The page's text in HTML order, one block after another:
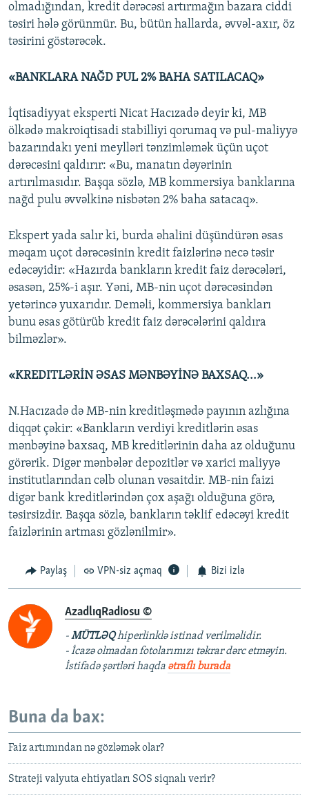
olmadığından, kredit dərəcəsi artırmağın bazara ciddi
təsiri hələ görünmür. Bu, bütün hallarda, əvvəl-axır, öz
təsirini göstərəcək.
«BANKLARA NAĞD PUL 2% BAHA SATILACAQ»
İqtisadiyyat eksperti Nicat Hacızadə deyir ki, MB
ölkədə makroiqtisadi stabilliyi qorumaq və pul-maliyyə
bazarındakı yeni meylləri tənzimləmək üçün uçot
dərəcəsini qaldırır: «Bu, manatın dəyərinin
artırılmasıdır. Başqa sözlə, MB kommersiya banklarına
nağd pulu əvvəlkinə nisbətən 2% baha satacaq».
Ekspert yada salır ki, burda əhalini düşündürən əsas
məqam uçot dərəcəsinin kredit faizlərinə necə təsir
edəcəyidir: «Hazırda bankların kredit faiz dərəcələri,
əsasən, 25%-i aşır. Yəni, MB-nin uçot dərəcəsindən
yetərincə yuxarıdır. Deməli, kommersiya bankları
bunu əsas götürüb kredit faiz dərəcələrini qaldıra
bilməzlər».
«KREDITLƏRİN ƏSAS MƏNBƏYİNƏ BAXSAQ...»
N.Hacızadə də MB-nin kreditləşmədə payının azlığına
diqqət çəkir: «Bankların verdiyi kreditlərin əsas
mənbəyinə baxsaq, MB kreditlərinin daha az olduğunu
görərik. Digər mənbələr depozitlər və xarici maliyyə
institutlarından cəlb olunan vəsaitdir. MB-nin faizi
digər bank kreditlərindən çox aşağı olduğuna görə,
təsirsizdir. Başqa sözlə, bankların təklif edəcəyi kredit
faizlərinin artması gözlənilmir».
Paylaş VPN-siz açmaq Bizi izlə
AzadlıqRadiosu ©
-MÜTLƏQhiperlinklə istinad verilməlidir.
- İcazə olmadan fotolarımızı təkrar dərc etməyin.
İstifadə şərtləri haqda ətraflı burada
Buna da bax:
Faiz artımından nə gözləmək olar?
Strateji valyuta ehtiyatları SOS siqnalı verir?